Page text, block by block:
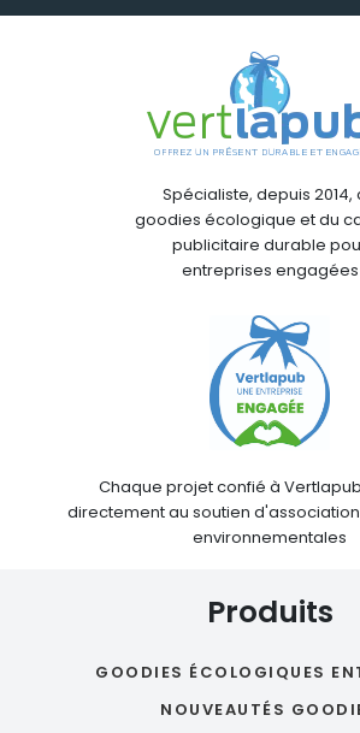
Spécialiste, depuis 2014,
goodies écologique et du
publicitaire durable
entreprises engagées
Chaque projet confié à
directement au soutien
environnementales
Produits
GOODIES ÉCOLOGIQUES
NOUVEAUTÉS